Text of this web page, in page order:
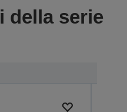
della serie